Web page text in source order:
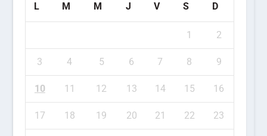
L M M J V S D
1 2
3 4 5 6 7 8 9
10 11 12 13 14 15 16
17 18 19 20 21 22 23